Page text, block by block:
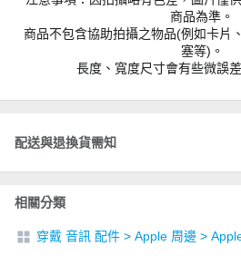
商品為準。
商品不包含協助拍攝之物品(例如卡片
塞等)。
長度、寬度尺寸會有些微誤
配送與退換貨需知
相關分類
穿戴 音訊 配件 > Apple 周邊 >